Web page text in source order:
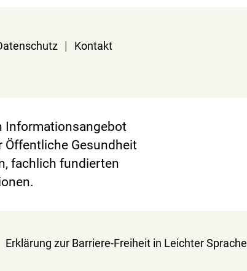
| Kontakt
Informationsangebot
Gesundheit
fachlich fundierten
Erklärung zur Barriere-Freiheit in Leichter Sprache